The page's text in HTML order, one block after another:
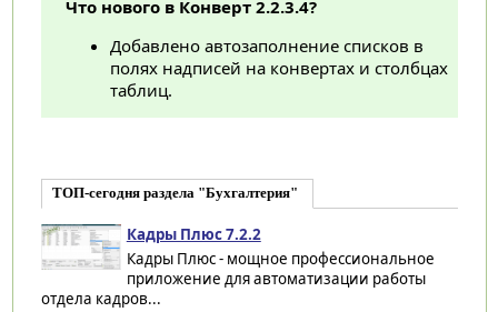
Что нового в Конверт 2.2.3.4?
Добавлено автозаполнение списков в
полях надписей на конвертах и столбцах
таблиц.
ТОП-сегодня раздела "Бухгалтерия"
Кадры Плюс 7.2.2
Кадры Плюс - мощное профессиональное
приложение для автоматизации работы
отдела кадров...